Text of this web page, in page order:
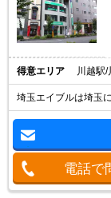
得意エリア 川越駅
埼玉エイブルは埼玉
電話で